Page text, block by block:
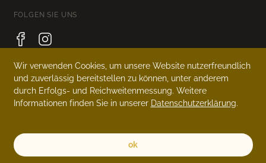
FOLGEN SIE UNS
SPRACHE
Deutsch
Wir verwenden Cookies, um unsere Website nutzerfreundlich
und zuverlässig bereitstellen zu können, unter anderem
durch Erfolgs- und Reichweitenmessung. Weitere
Informationen finden Sie in unserer Datenschutzerklärung.
ok